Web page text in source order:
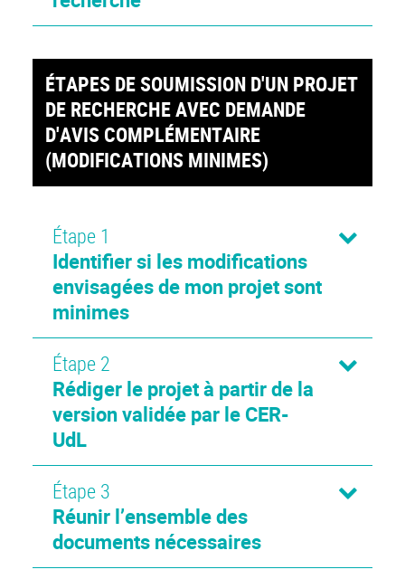
ÉTAPES DE SOUMISSION D'UN PROJET
DE RECHERCHE AVEC DEMANDE
D'AVIS COMPLÉMENTAIRE
(MODIFICATIONS MINIMES)
Étape 1
Identifier si les modifications
envisagées de mon projet sont
minimes
Étape 2
Rédiger le projet à partir de la
version validée par le CER-
UdL
Étape 3
Réunir l’ensemble des
documents nécessaires